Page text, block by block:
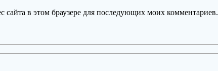
сайта в этом браузере для последующих моих комментариев.